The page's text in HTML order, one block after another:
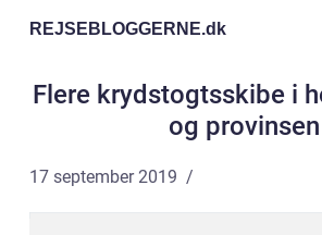
REJSEBLOGGERNE.dk
Flere krydstogtsskibe i
og provinsen
17 september 2019